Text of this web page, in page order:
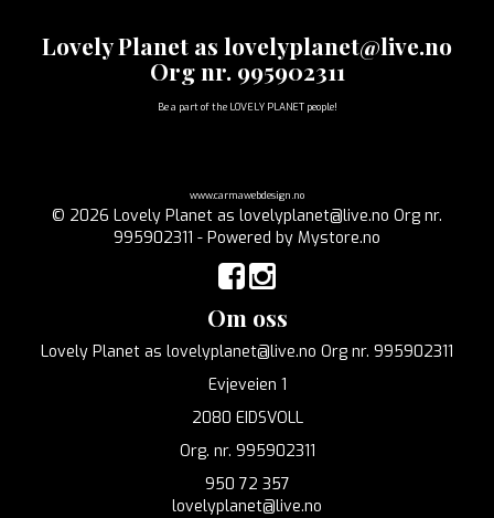
Lovely Planet as lovelyplanet@live.no
Org nr. 995902311
Be a part of the LOVELY PLANET people!
www.carmawebdesign.no
© 2026 Lovely Planet as lovelyplanet@live.no Org nr.
995902311 - Powered by Mystore.no
Om oss
Lovely Planet as lovelyplanet@live.no Org nr. 995902311
Evjeveien 1
2080 EIDSVOLL
Org. nr. 995902311
950 72 357
lovelyplanet@live.no